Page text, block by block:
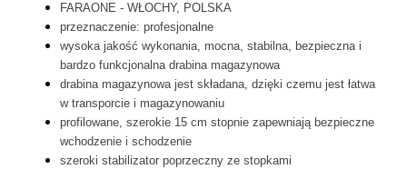
FARAONE - WŁOCHY, POLSKA
przeznaczenie: profesjonalne
wysoka jakość wykonania, mocna, stabilna, bezpieczna i
bardzo funkcjonalna drabina magazynowa
drabina magazynowa jest składana, dzięki czemu jest łatwa
w transporcie i magazynowaniu
profilowane, szerokie 15 cm stopnie zapewniają bezpieczne
wchodzenie i schodzenie
szeroki stabilizator poprzeczny ze stopkami